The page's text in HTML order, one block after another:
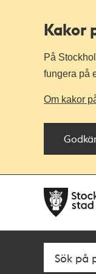
Kakor
På
fungera på
Om kakor
navigationen
huvudinnehållet
SökFritextsök